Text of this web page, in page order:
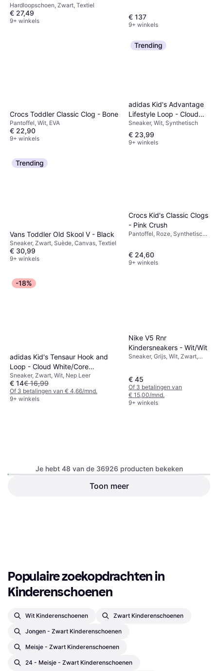
Hardloopschoen, Zwart, Textiel
€ 27,49
9+ winkels € 137
9+ winkels
Crocs Toddler Classic Clog - Bone
Pantoffel, Wit, EVA
€ 22,90
9+ winkels
Trending
adidas Kid's Advantage
Lifestyle Loop - Cloud
White / Real Pink / Core
Black
Sneaker, Wit, Synthetisch
€ 23,99
9+ winkels
Trending
Vans Toddler Old Skool V - Black
Sneaker, Zwart, Suède, Canvas, Textiel
€ 30,99
9+ winkels
Crocs Kid's Classic Clogs
- Pink Crush
Pantoffel, Roze, Synthetisch,
€ 24,60
9+ winkels
-18%
adidas Kid's Tensaur Hook and
Loop - Cloud White/Core
Black/Core Black
Sneaker, Zwart, Wit, Nep Leer
€ 14€ 16,99
Of 3 betalingen van € 4,66/mnd.
9+ winkels
Nike V5 Rnr
Kindersneakers - Wit/Wit
Sneaker, Grijs, Wit, Zwart,
€ 45
Of 3 betalingen van
€ 15,00/mnd.
9+ winkels
adidas Originals Handball Spezial
Kindersneakers Leer -
Je hebt 48 van de 36926 producten bekeken
Toon meer
Populaire zoekopdrachten in
Kinderenschoenen
Wit Kinderenschoenen Zwart Kinderenschoenen
Jongen - Zwart Kinderenschoenen
Meisje - Zwart Kinderenschoenen
24 - Meisje - Zwart Kinderenschoenen